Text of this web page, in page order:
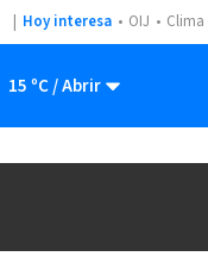
Hoy interesa OIJ Clima
15 ºC